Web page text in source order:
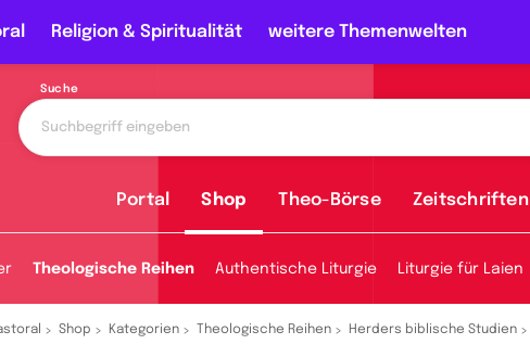
Religion & Spiritualität weitere Themenwelten
Suche
Portal Shop Theo-Börse Zeitschriften
Theologische Reihen Authentische Liturgie Liturgie für Laien
Shop Kategorien Theologische Reihen Herders biblische Studien